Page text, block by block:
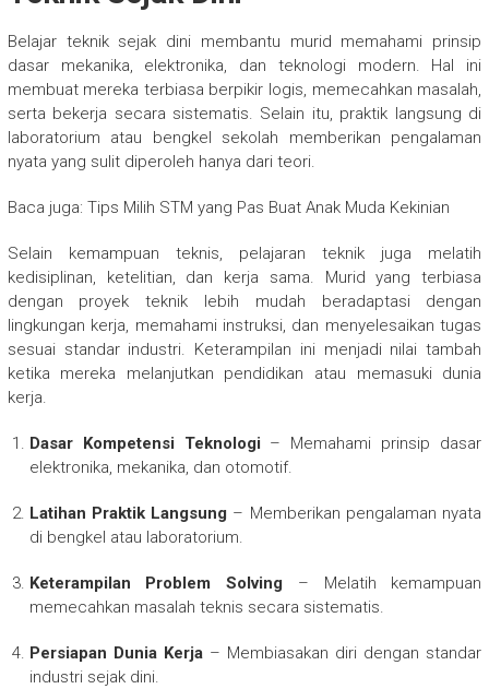
Belajar teknik sejak dini membantu murid memahami prinsip
dasar mekanika, elektronika, dan teknologi modern. Hal ini
membuat mereka terbiasa berpikir logis, memecahkan masalah,
serta bekerja secara sistematis. Selain itu, praktik langsung di
laboratorium atau bengkel sekolah memberikan pengalaman
nyata yang sulit diperoleh hanya dari teori.
Baca juga: Tips Milih STM yang Pas Buat Anak Muda Kekinian
Selain kemampuan teknis, pelajaran teknik juga melatih
kedisiplinan, ketelitian, dan kerja sama. Murid yang terbiasa
dengan proyek teknik lebih mudah beradaptasi dengan
lingkungan kerja, memahami instruksi, dan menyelesaikan tugas
sesuai standar industri. Keterampilan ini menjadi nilai tambah
ketika mereka melanjutkan pendidikan atau memasuki dunia
kerja.
Dasar Kompetensi Teknologi – Memahami prinsip dasar
elektronika, mekanika, dan otomotif.
Latihan Praktik Langsung – Memberikan pengalaman nyata
di bengkel atau laboratorium.
Keterampilan Problem Solving – Melatih kemampuan
memecahkan masalah teknis secara sistematis.
Persiapan Dunia Kerja– Membiasakan diri dengan standar
industri sejak dini.